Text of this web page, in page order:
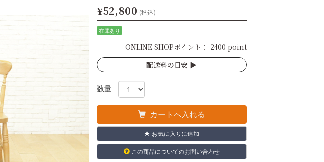
¥52,800 (税込)
在庫あり
ONLINE SHOPポイント： 2400 point
配送料の目安 ▶︎
数量
カートへ入れる
お気に入りに追加
この商品についてのお問い合わせ